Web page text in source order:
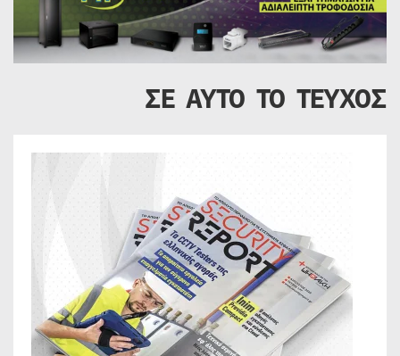
ΣΕ ΑΥΤΟ ΤΟ ΤΕΥΧΟΣ